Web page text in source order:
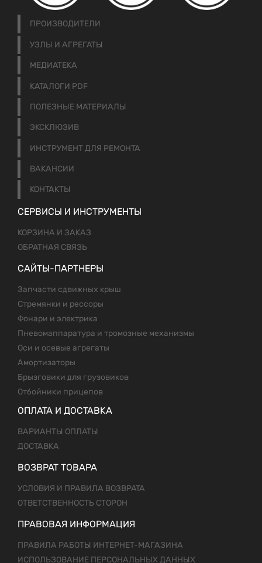
ПРОИЗВОДИТЕЛИ
УЗЛЫ И АГРЕГАТЫ
МЕДИАТЕКА
КАТАЛОГИ PDF
ПОЛЕЗНЫЕ МАТЕРИАЛЫ
ЭКСКЛЮЗИВ
ИНСТРУМЕНТ ДЛЯ РЕМОНТА
ВАКАНСИИ
КОНТАКТЫ
СЕРВИСЫ И ИНСТРУМЕНТЫ
КОРЗИНА И ЗАКАЗ
ОБРАТНАЯ СВЯЗЬ
САЙТЫ-ПАРТНЕРЫ
Запчасти сдвижных крыш
Стремянки и рессоры
Фонари и электрика
Пневомаппаратура и тромозные механизмы
Оси и осевые агрегаты
Амортизаторы
Брызговики для грузовиков
Отбойники прицепов
ОПЛАТА И ДОСТАВКА
ВАРИАНТЫ ОПЛАТЫ
ДОСТАВКА
ВОЗВРАТ ТОВАРА
УСЛОВИЯ И ПРАВИЛА ВОЗВРАТА
ОТВЕТСТВЕННОСТЬ СТОРОН
ПРАВОВАЯ ИНФОРМАЦИЯ
ПРАВИЛА РАБОТЫ ИНТЕРНЕТ-МАГАЗИНА
ИСПОЛЬЗОВАНИЕ ПЕРСОНАЛЬНЫХ ДАННЫХ